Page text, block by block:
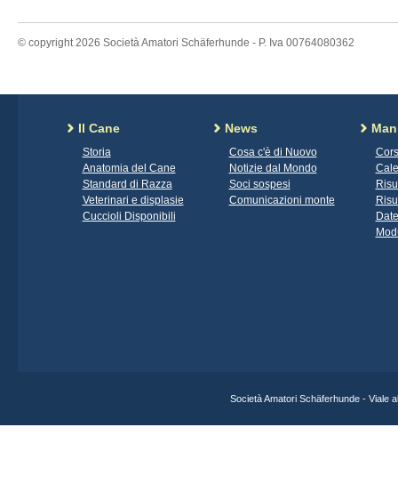
© copyright 2026 Società Amatori Schäferhunde - P. Iva 00764080362
Il Cane
Storia
Anatomia del Cane
Standard di Razza
Veterinari e displasie
Cuccioli Disponibili
News
Cosa c'è di Nuovo
Notizie dal Mondo
Soci sospesi
Comunicazioni monte
Società Amatori Schäferhunde - Viale